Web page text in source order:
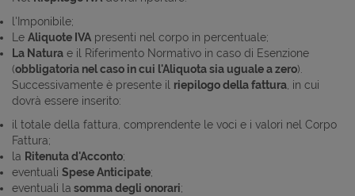
l'Imponibile;
Le Aliquote IVA presenti nel corpo in percentuale;
La Natura e il Riferimento Normativo in caso di Esenzione
(obbligatoria nel caso in cui l'Aliquota sia uguale a zero).
Successivamente è presente il riepilogo della fattura , in cui
dovrà essere inserito:
il totale della fattura, comprendente le voci e i valori nel Corpo
Fattura;
la Ritenuta d'Acconto;
eventuali Spese Anticipate;
eventuali la somma degli onorari;